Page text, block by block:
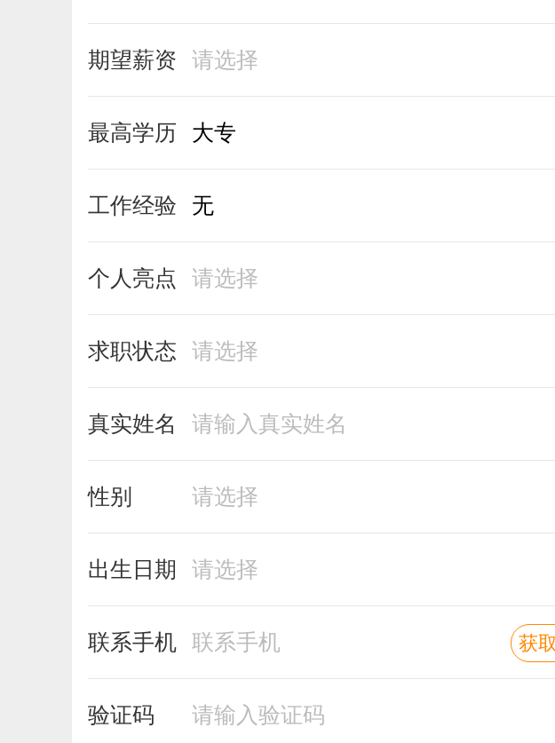
期望薪资
最高学历
工作经验
个人亮点
求职状态
真实姓名
性别
出生日期
联系手机 获
验证码